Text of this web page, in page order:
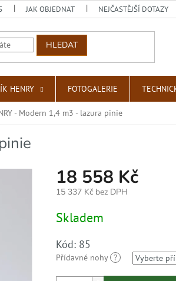
JAK OBJEDNAT NEJČASTĚJŠÍ DOTAZY
HLEDAT
HENRY FOTOGALERIE
- Modern 1,4 m3 - lazura pinie
18 558 Kč
15 337 Kč bez DPH
cena:
Skladem
Kód: 85
Přídavné nohy ?